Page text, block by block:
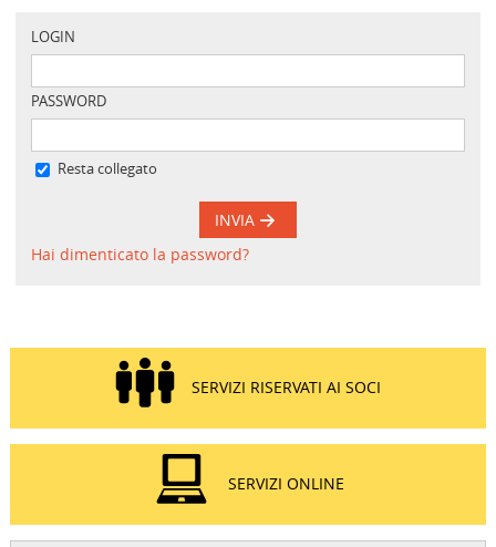
LOGIN
PASSWORD
Resta collegato
INVIA
Hai dimenticato la password?
SERVIZI RISERVATI AI SOCI
SERVIZI ONLINE